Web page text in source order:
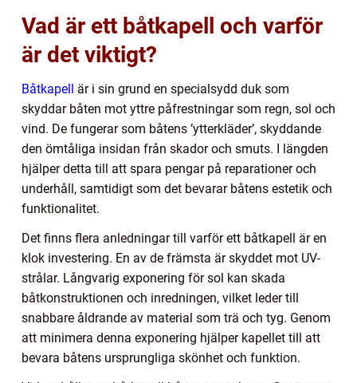
Vad är ett båtkapell och varför
är det viktigt?
Båtkapell är i sin grund en specialsydd duk som
skyddar båten mot yttre påfrestningar som regn, sol och
vind. De fungerar som båtens ’ytterkläder’, skyddande
den ömtåliga insidan från skador och smuts. I längden
hjälper detta till att spara pengar på reparationer och
underhåll, samtidigt som det bevarar båtens estetik och
funktionalitet.
Det finns flera anledningar till varför ett båtkapell är en
klok investering. En av de främsta är skyddet mot UV-
strålar. Långvarig exponering för sol kan skada
båtkonstruktionen och inredningen, vilket leder till
snabbare åldrande av material som trä och tyg. Genom
att minimera denna exponering hjälper kapellet till att
bevara båtens ursprungliga skönhet och funktion.